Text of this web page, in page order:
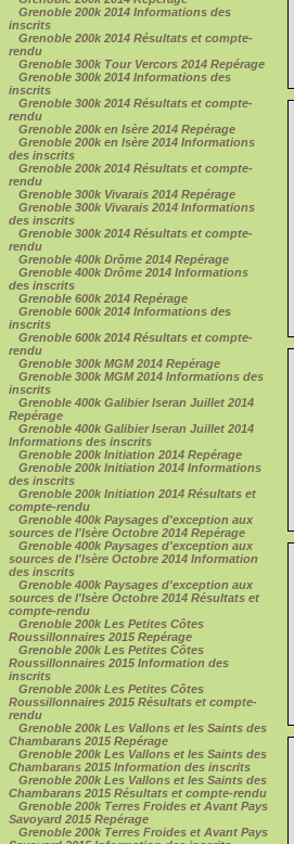
Grenoble 200k 2014 Informations des
inscrits
Grenoble 200k 2014 Résultats et compte-
rendu
Grenoble 300k Tour Vercors 2014 Repérage
Grenoble 300k 2014 Informations des
inscrits
Grenoble 300k 2014 Résultats et compte-
rendu
Grenoble 200k en Isère 2014 Repérage
Grenoble 200k en Isère 2014 Informations
des inscrits
Grenoble 200k 2014 Résultats et compte-
rendu
Grenoble 300k Vivarais 2014 Repérage
Grenoble 300k Vivarais 2014 Informations
des inscrits
Grenoble 300k 2014 Résultats et compte-
rendu
Grenoble 400k Drôme 2014 Repérage
Grenoble 400k Drôme 2014 Informations
des inscrits
Grenoble 600k 2014 Repérage
Grenoble 600k 2014 Informations des
inscrits
Grenoble 600k 2014 Résultats et compte-
rendu
Grenoble 300k MGM 2014 Repérage
Grenoble 300k MGM 2014 Informations des
inscrits
Grenoble 400k Galibier Iseran Juillet 2014
Repérage
Grenoble 400k Galibier Iseran Juillet 2014
Informations des inscrits
Grenoble 200k Initiation 2014 Repérage
Grenoble 200k Initiation 2014 Informations
des inscrits
Grenoble 200k Initiation 2014 Résultats et
compte-rendu
Grenoble 400k Paysages d'exception aux
sources de l'Isère Octobre 2014 Repérage
Grenoble 400k Paysages d'exception aux
sources de l'Isère Octobre 2014 Information
des inscrits
Grenoble 400k Paysages d'exception aux
sources de l'Isère Octobre 2014 Résultats et
compte-rendu
Grenoble 200k Les Petites Côtes
Roussillonnaires 2015 Repérage
Grenoble 200k Les Petites Côtes
Roussillonnaires 2015 Information des
inscrits
Grenoble 200k Les Petites Côtes
Roussillonnaires 2015 Résultats et compte-
rendu
Grenoble 200k Les Vallons et les Saints des
Chambarans 2015 Repérage
Grenoble 200k Les Vallons et les Saints des
Chambarans 2015 Information des inscrits
Grenoble 200k Les Vallons et les Saints des
Chambarans 2015 Résultats et compte-rendu
Grenoble 200k Terres Froides et Avant Pays
Savoyard 2015 Repérage
Grenoble 200k Terres Froides et Avant Pays